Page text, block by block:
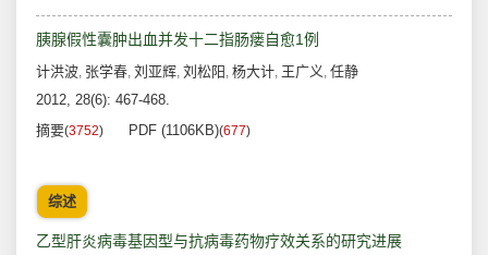
胰腺假性囊肿出血并发十二指肠瘘自愈1例
计洪波, 张学春, 刘亚辉, 刘松阳 , 杨大计, 王广义, 任静
2012, 28(6): 467-468.
摘要(3752) PDF (1106KB)(677)
综述
乙型肝炎病毒基因型与抗病毒药物疗效关系的研究进展